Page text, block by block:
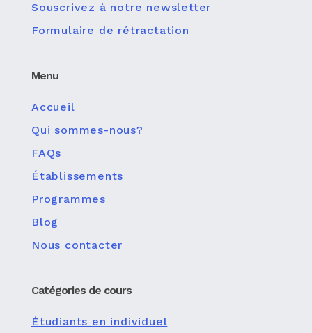
Souscrivez à notre newsletter
Formulaire de rétractation
Menu
Accueil
Qui sommes-nous?
FAQs
Établissements
Programmes
Blog
Nous contacter
Catégories de cours
Étudiants en individuel